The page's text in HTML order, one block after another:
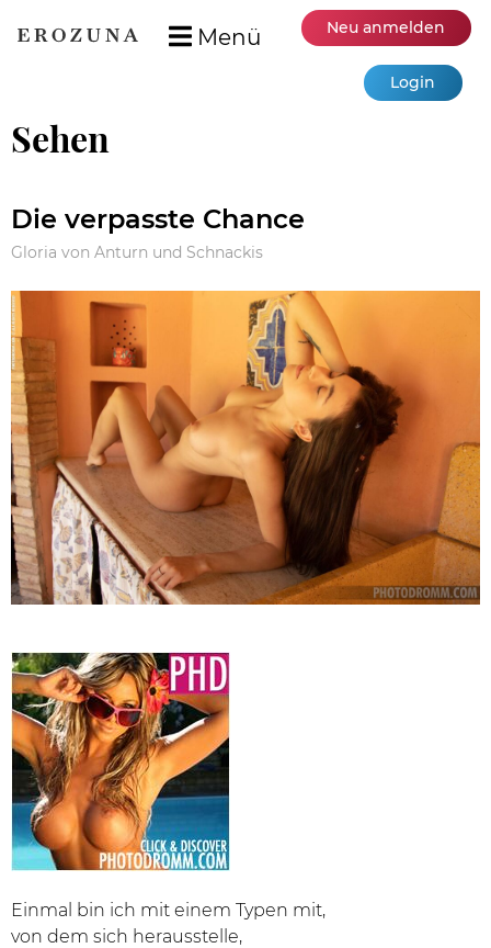
Menü Neu anmelden
Login
Sehen
Die verpasste Chance
Gloria von Anturn und Schnackis
Einmal bin ich mit einem Typen mit,
von dem sich herausstelle,